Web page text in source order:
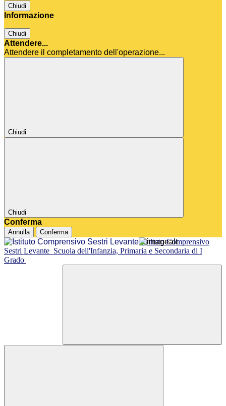
Chiudi
Informazione
Chiudi
Attendere...
Attendere il completamento dell'operazione...
Chiudi
Chiudi
Conferma
Annulla Conferma
Istituto Comprensivo
Sestri Levante Scuola dell'Infanzia, Primaria e Secondaria di I
Grado